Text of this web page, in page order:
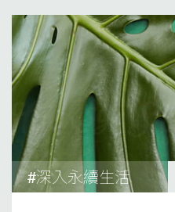
#深入永續生活